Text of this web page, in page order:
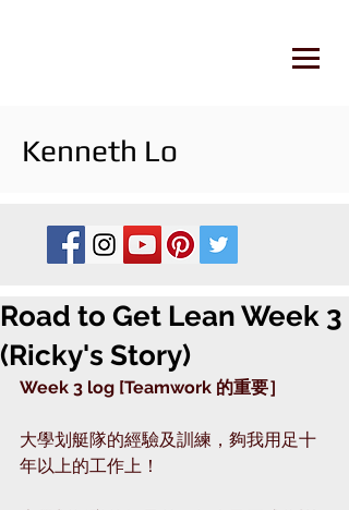
Kenneth Lo
Road to Get Lean Week 3
(Ricky's Story)
Week 3 log [Teamwork 的重要］
大學划艇隊的經驗及訓練，夠我用足十
年以上的工作上！